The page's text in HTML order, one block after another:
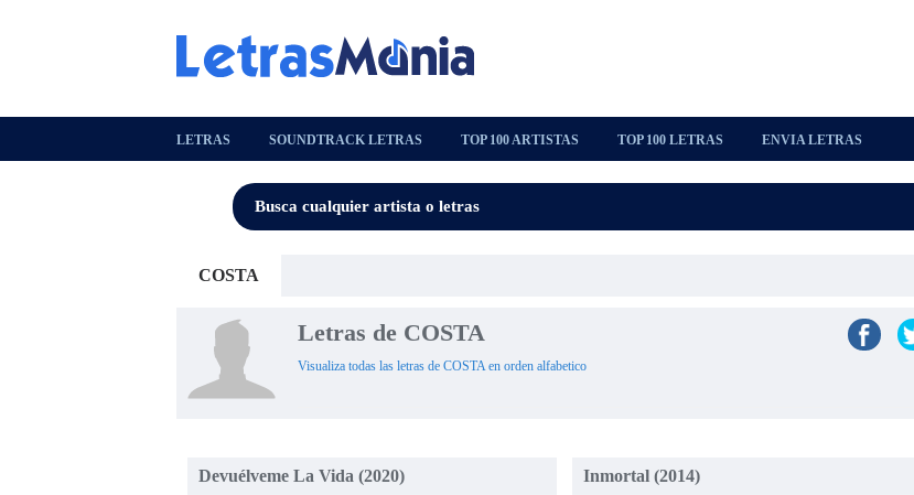
LETRAS SOUNDTRACK LETRAS TOP 100 ARTISTAS TOP 100 LETRAS ENVIA LETRAS
COSTA
Letras de COSTA
Visualiza todas las letras de COSTA en orden alfabetico
Devuélveme La Vida (2020) Inmortal (2014)